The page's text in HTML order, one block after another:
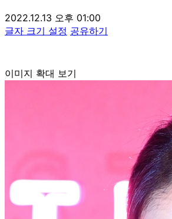
2022.12.13 오후 01:00
글자 크기 설정 공유하기
이미지 확대 보기